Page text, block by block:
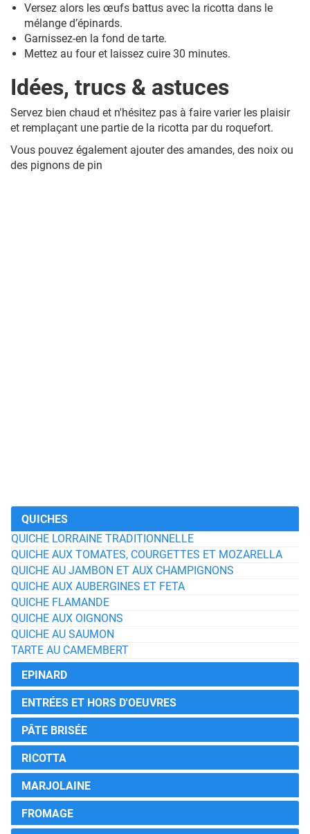
Versez alors les œufs battus avec la ricotta dans le
mélange d’épinards.
Garnissez-en la fond de tarte.
Mettez au four et laissez cuire 30 minutes.
Idées, trucs & astuces
Servez bien chaud et n'hésitez pas à faire varier les plaisir
et remplaçant une partie de la ricotta par du roquefort.
Vous pouvez également ajouter des amandes, des noix ou
des pignons de pin
QUICHES
QUICHE LORRAINE TRADITIONNELLE
QUICHE AUX TOMATES, COURGETTES ET MOZARELLA
QUICHE AU JAMBON ET AUX CHAMPIGNONS
QUICHE AUX AUBERGINES ET FETA
QUICHE FLAMANDE
QUICHE AUX OIGNONS
QUICHE AU SAUMON
TARTE AU CAMEMBERT
EPINARD
ENTRÉES ET HORS D'OEUVRES
PÂTE BRISÉE
RICOTTA
MARJOLAINE
FROMAGE